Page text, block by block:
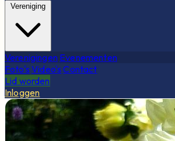
Vereniging
Verenigingen Evenementen
Foto's Video's Contact
Lid worden
Inloggen